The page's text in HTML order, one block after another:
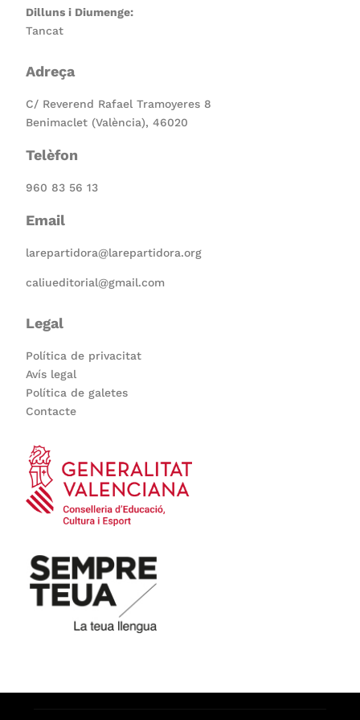
Dilluns i Diumenge:
Tancat
Adreça
C/ Reverend Rafael Tramoyeres 8
Benimaclet (València), 46020
Telèfon
960 83 56 13
Email
larepartidora@larepartidora.org
caliueditorial@gmail.com
Legal
Política de privacitat
Avís legal
Política de galetes
Contacte